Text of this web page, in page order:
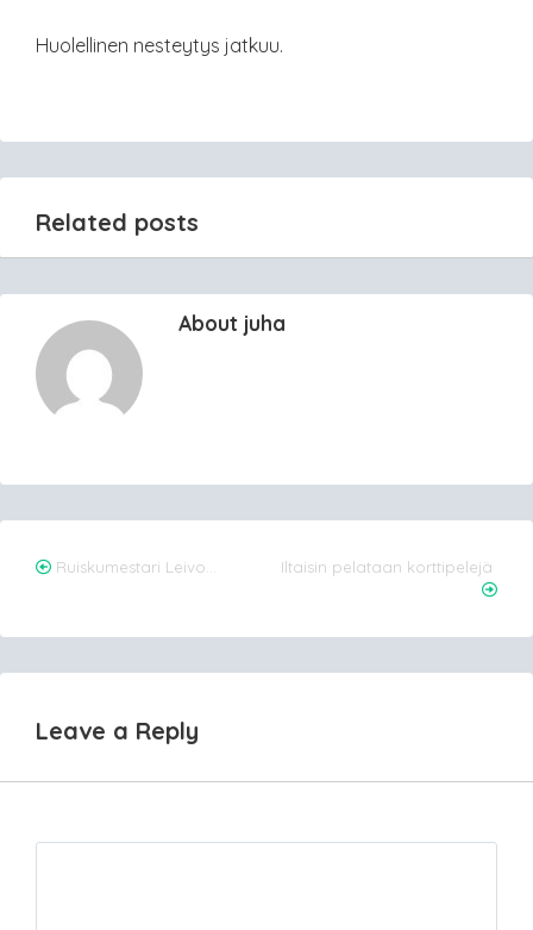
Huolellinen nesteytys jatkuu.
Related posts
About juha
Post
Ruiskumestari Leivo… Iltaisin pelataan korttipelejä
Leave a Reply